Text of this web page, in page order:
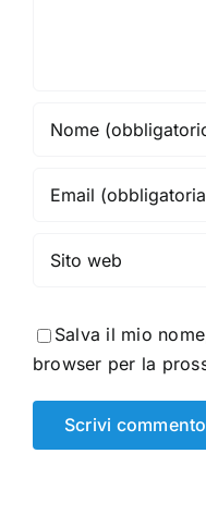
Salva il mio
browser per la